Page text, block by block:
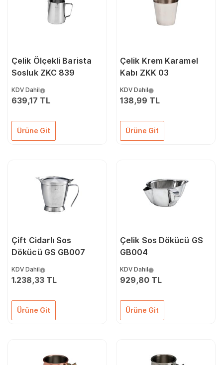
Çelik Ölçekli Barista
Sosluk ZKC 839
KDV Dahil
639,17 TL
Ürüne Git
Çelik Krem Karamel
Kabı ZKK 03
KDV Dahil
138,99 TL
Ürüne Git
Çift Cidarlı Sos
Dökücü GS GB007
KDV Dahil
1.238,33 TL
Ürüne Git
Çelik Sos Dökücü GS
GB004
KDV Dahil
929,80 TL
Ürüne Git